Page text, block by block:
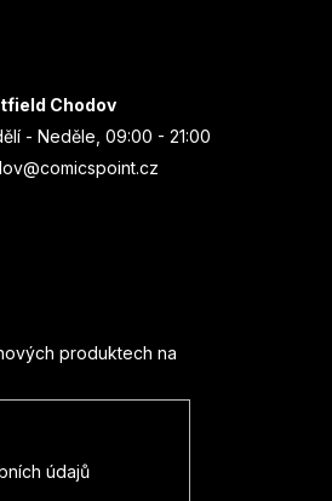
Chodov
- Neděle, 09:00 - 21:00
produktech na
údajů